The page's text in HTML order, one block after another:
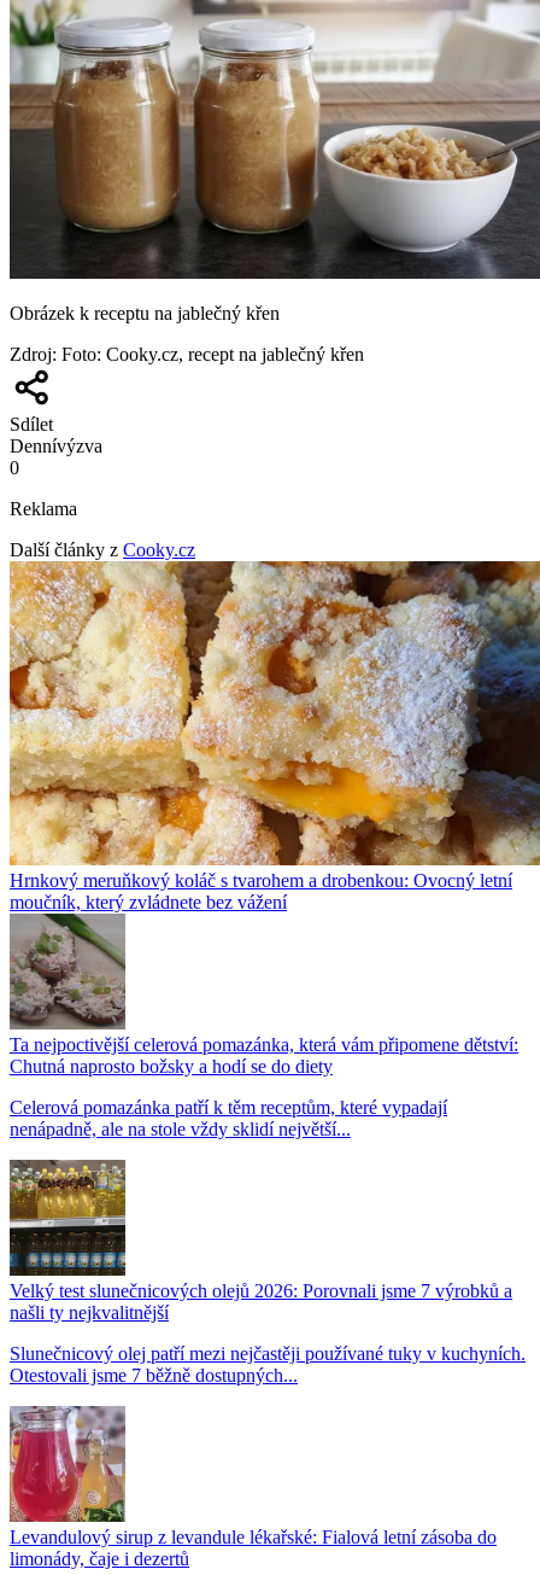
Obrázek k receptu na jablečný křen
Zdroj: Foto: Cooky.cz, recept na jablečný křen
Sdílet
Dennívýzva
0
Reklama
Další články z Cooky.cz
Hrnkový meruňkový koláč s tvarohem a drobenkou: Ovocný letní
moučník, který zvládnete bez vážení
Ta nejpoctivější celerová pomazánka, která vám připomene dětství:
Chutná naprosto božsky a hodí se do diety
Celerová pomazánka patří k těm receptům, které vypadají
nenápadně, ale na stole vždy sklidí největší...
Velký test slunečnicových olejů 2026: Porovnali jsme 7 výrobků a
našli ty nejkvalitnější
Slunečnicový olej patří mezi nejčastěji používané tuky v kuchyních.
Otestovali jsme 7 běžně dostupných...
Levandulový sirup z levandule lékařské: Fialová letní zásoba do
limonády, čaje i dezertů